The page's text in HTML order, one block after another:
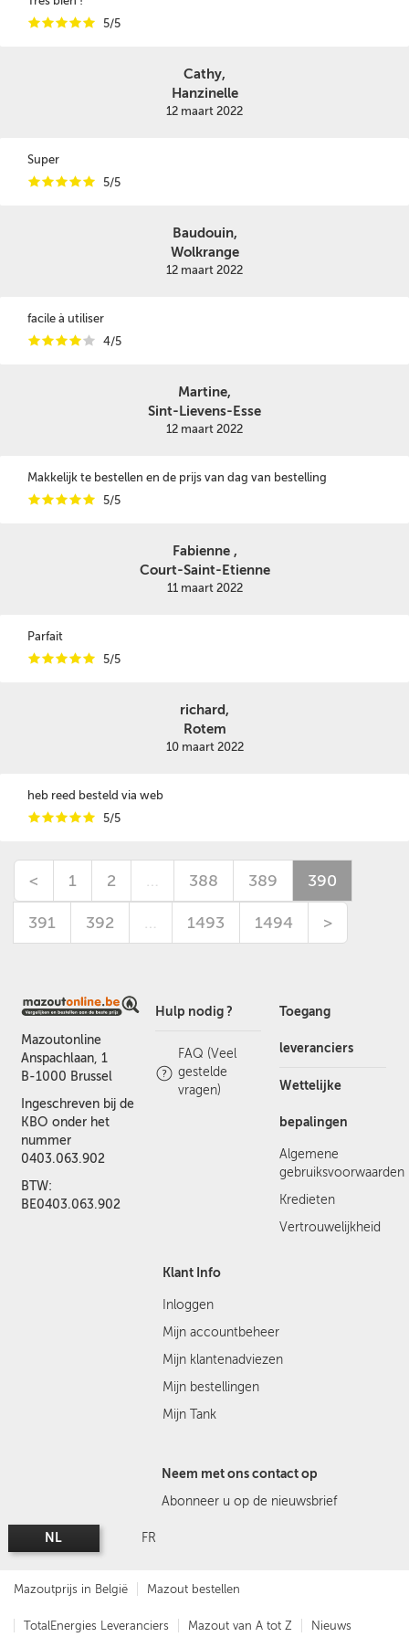
iiiii 5/5
Cathy,
Hanzinelle
12 maart 2022
Super
iiiii 5/5
Baudouin,
Wolkrange
12 maart 2022
facile à utiliser
iiiii 4/5
Martine,
Sint-Lievens-Esse
12 maart 2022
Makkelijk te bestellen en de prijs van dag van bestelling
iiiii 5/5
Fabienne ,
Court-Saint-Etienne
11 maart 2022
Parfait
iiiii 5/5
richard,
Rotem
10 maart 2022
heb reed besteld via web
iiiii 5/5
< 1 2 … 388 389 390
391 392 … 1493 1494 >
Mazoutonline
Anspachlaan, 1
B-1000 Brussel
Ingeschreven bij de
KBO onder het
nummer
0403.063.902
BTW:
BE0403.063.902
Hulp nodig ?
FAQ (Veel
gestelde
vragen)
Toegang
leveranciers
Wettelijke
bepalingen
Algemene
gebruiksvoorwaarden
Kredieten
Vertrouwelijkheid
Klant Info
Inloggen
Mijn accountbeheer
Mijn klantenadviezen
Mijn bestellingen
Mijn Tank
Neem met ons contact op
Abonneer u op de nieuwsbrief
NL FR
Mazoutprijs in België Mazout bestellen
TotalEnergies Leveranciers Mazout van A tot Z Nieuws